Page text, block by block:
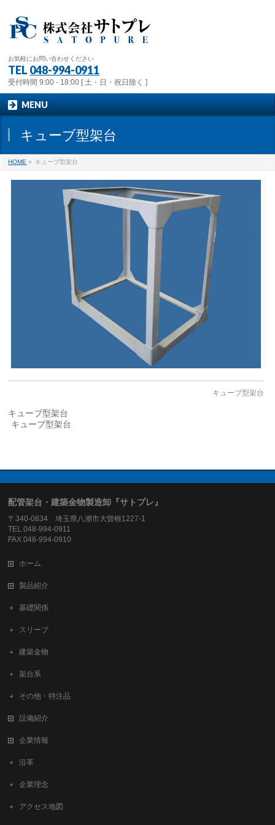
お気軽にお問い合わせください
TEL 048-994-0911
受付時間 9:00 - 18:00 [ 土・日・祝日除く ]
MENU
キューブ型架台
HOME » キューブ型架台
キューブ型架台
キューブ型架台
キューブ型架台
配管架台・建築金物製造卸『サトプレ』
〒340-0834 埼玉県八潮市大曽根1227-1
TEL.048-994-0911
FAX.048-994-0910
ホーム
製品紹介
基礎関係
スリーブ
建築金物
架台系
その他・特注品
設備紹介
企業情報
沿革
企業理念
アクセス地図